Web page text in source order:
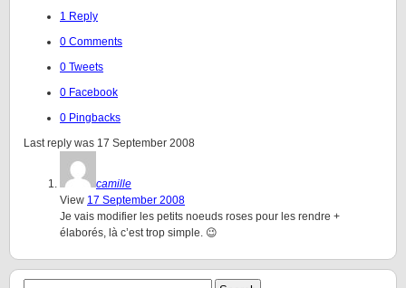
1 Reply
0 Comments
0 Tweets
0 Facebook
0 Pingbacks
Last reply was 17 September 2008
camille
View 17 September 2008
Je vais modifier les petits noeuds roses pour les rendre +
élaborés, là c’est trop simple. 😉